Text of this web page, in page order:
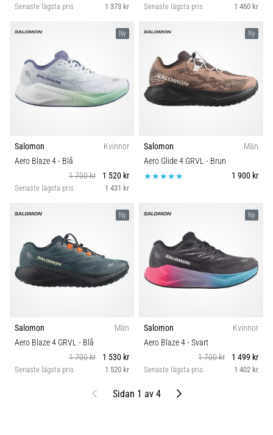
Senaste lägsta pris 1 373 kr Senaste lägsta pris 1 460 kr
Ny
Salomon
Kvinnor
Aero Blaze 4- Blå
1 700 kr
1 520 kr
Senaste lägsta pris 1 431 kr
Ny
Salomon
Män
Aero Glide 4 GRVL - Brun
1 900 kr
Ny
Salomon
Män
Aero Blaze 4 GRVL - Blå
1 700 kr
1 530 kr
Senaste lägsta pris 1 520 kr
Ny
Salomon
Kvinnor
Aero Blaze 4- Svart
1 700 kr
1 499 kr
Senaste lägsta pris 1 402 kr
Föregående
Sidan 1 av 4 Nästa